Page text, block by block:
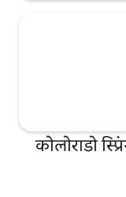
कोलोराडो